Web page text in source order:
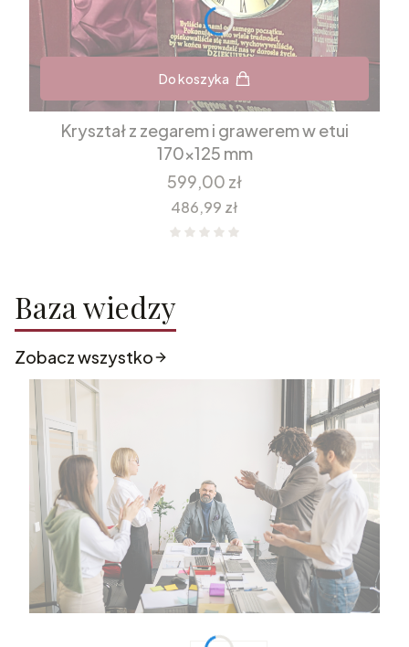
Do koszyka
Kryształ z zegarem i grawerem w etui
170x125 mm
Cena
599,00 zł
Cena
486,99 zł
Baza wiedzy
Zobacz wszystko